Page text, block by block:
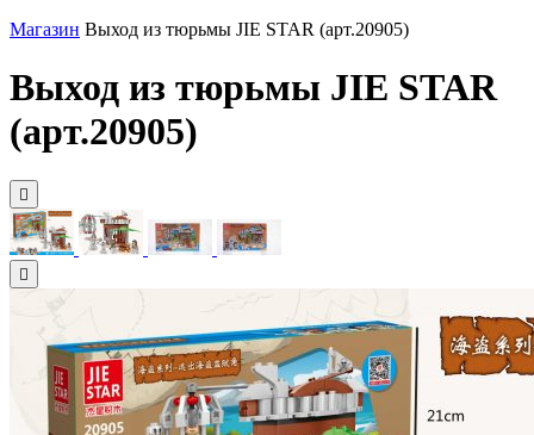
Магазин Выход из тюрьмы JIE STAR (арт.20905)
Выход из тюрьмы JIE STAR
(арт.20905)